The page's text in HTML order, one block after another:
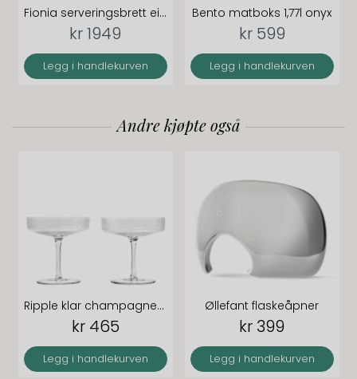
Fionia serveringsbrett eik 48x32 cm
kr 1949
Legg i handlekurven
Bento matboks 1,77l onyx
kr 599
Legg i handlekurven
Andre kjøpte også
Ripple klar champagneglass coupe 2-pk
kr 465
Legg i handlekurven
Øllefant flaskeåpner
kr 399
Legg i handlekurven